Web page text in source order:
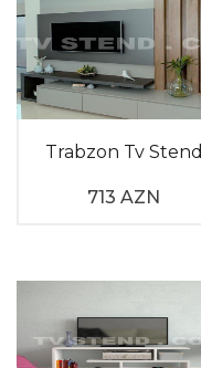
Trabzon Tv Stend
713 AZN